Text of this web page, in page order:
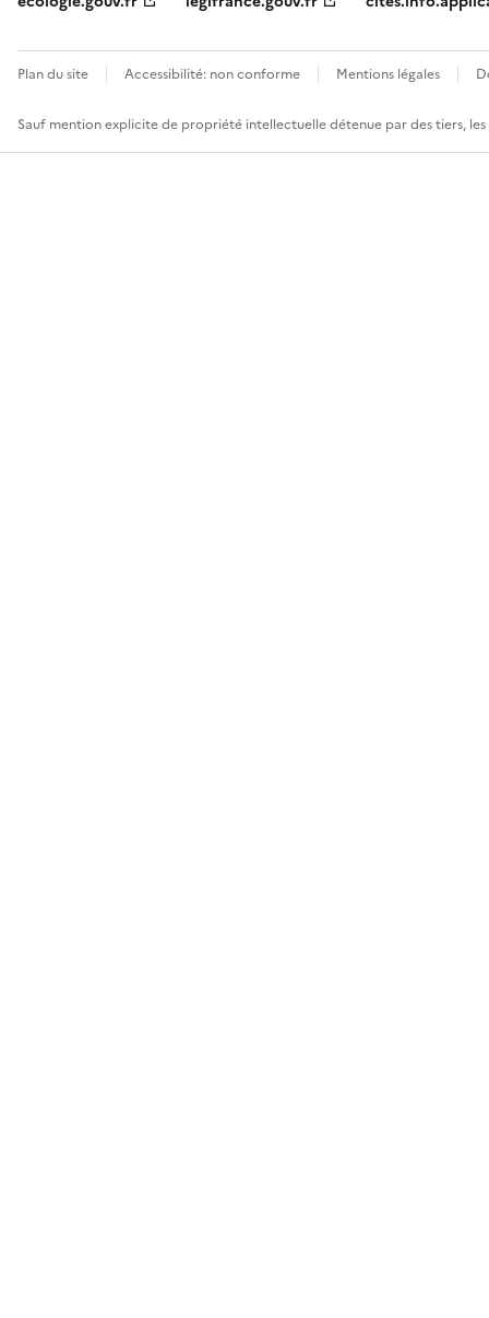
Plan du site Accessibilité: non conforme Mentions légales
Sauf mention explicite de propriété intellectuelle détenue par des tiers,